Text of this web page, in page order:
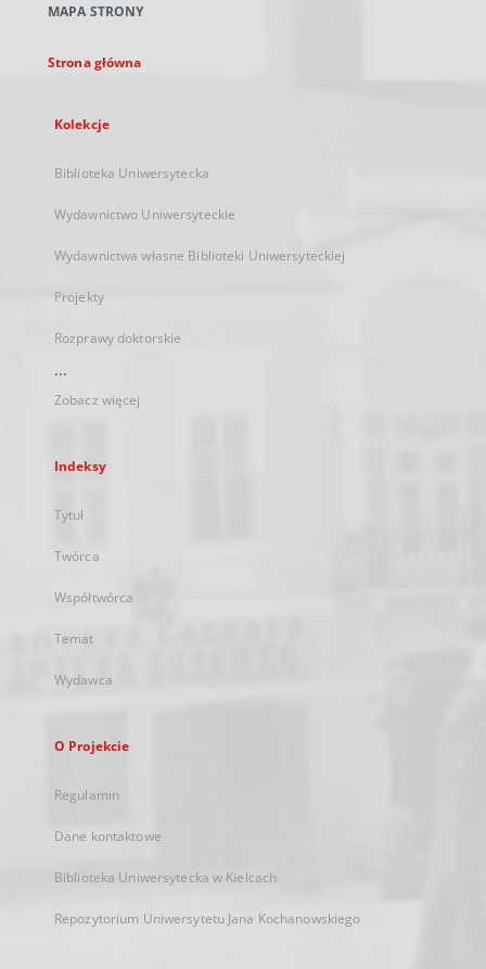
karcie
MAPA STRONY
Strona główna
Kolekcje
Biblioteka Uniwersytecka
Wydawnictwo Uniwersyteckie
Wydawnictwa własne Biblioteki Uniwersyteckiej
Projekty
Rozprawy doktorskie
...
Zobacz więcej
Indeksy
Tytuł
Twórca
Współtwórca
Temat
Wydawca
O Projekcie
Regulamin
Dane kontaktowe
Biblioteka Uniwersytecka w Kielcach
Repozytorium Uniwersytetu Jana Kochanowskiego